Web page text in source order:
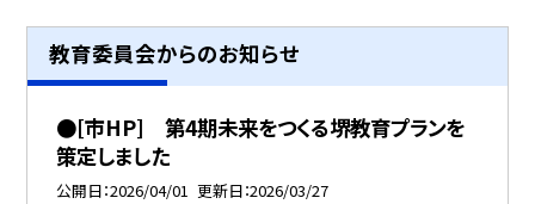
教育委員会からのお知らせ
●[市HP] 第4期未来をつくる堺教育プランを
策定しました
公開日 2026/04/01 更新日 2026/03/27